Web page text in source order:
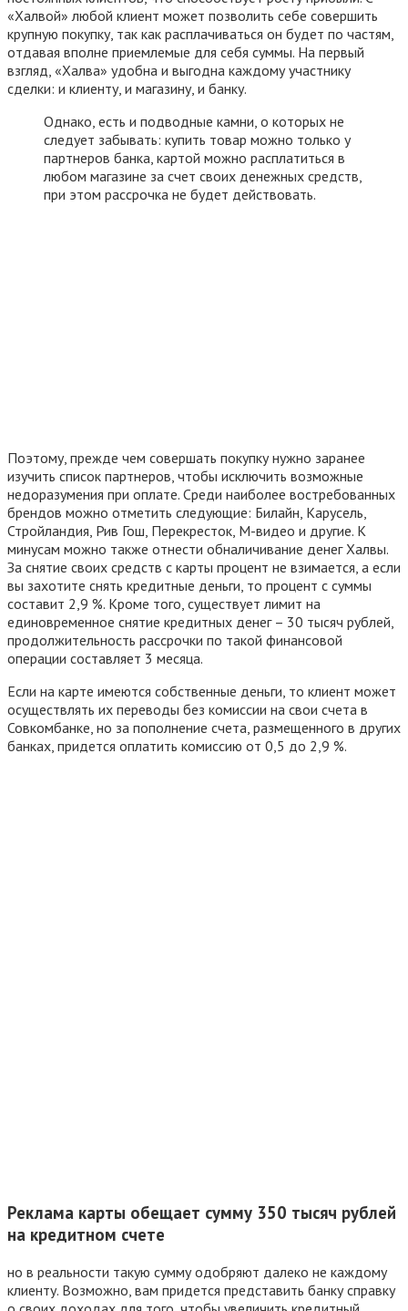
«Халвой» любой клиент может позволить себе совершить
крупную покупку, так как расплачиваться он будет по частям,
отдавая вполне приемлемые для себя суммы. На первый
взгляд, «Халва» удобна и выгодна каждому участнику
сделки: и клиенту, и магазину, и банку.
Однако, есть и подводные камни, о которых не
следует забывать: купить товар можно только у
партнеров банка, картой можно расплатиться в
любом магазине за счет своих денежных средств,
при этом рассрочка не будет действовать.
Поэтому, прежде чем совершать покупку нужно заранее
изучить список партнеров, чтобы исключить возможные
недоразумения при оплате. Среди наиболее востребованных
брендов можно отметить следующие: Билайн, Карусель,
Стройландия, Рив Гош, Перекресток, М-видео и другие. К
минусам можно также отнести обналичивание денег Халвы.
За снятие своих средств с карты процент не взимается, а если
вы захотите снять кредитные деньги, то процент с суммы
составит 2,9 %. Кроме того, существует лимит на
единовременное снятие кредитных денег – 30 тысяч рублей,
продолжительность рассрочки по такой финансовой
операции составляет 3 месяца.
Если на карте имеются собственные деньги, то клиент может
осуществлять их переводы без комиссии на свои счета в
Совкомбанке, но за пополнение счета, размещенного в других
банках, придется оплатить комиссию от 0,5 до 2,9 %.
Реклама карты обещает сумму 350 тысяч рублей
на кредитном счете
но в реальности такую сумму одобряют далеко не каждому
клиенту. Возможно, вам придется представить банку справку